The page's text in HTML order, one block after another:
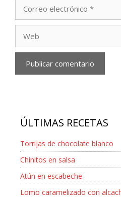
electrónico
ÚLTIMAS RECETAS
Torrijas de chocolate blanco
Chinitos en salsa
Atún en escabeche
Lomo caramelizado con